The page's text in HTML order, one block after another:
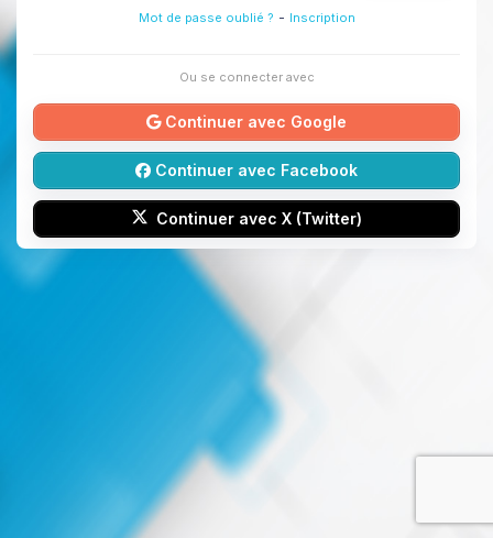
Mot de passe oublié ? - Inscription
Ou se connecter avec
Continuer avec Google
Continuer avec Facebook
Continuer avec X (Twitter)